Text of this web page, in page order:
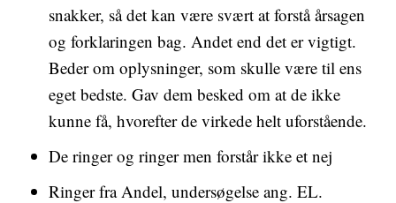
snakker, så det kan være svært at forstå årsagen
og forklaringen bag. Andet end det er vigtigt.
Beder om oplysninger, som skulle være til ens
eget bedste. Gav dem besked om at de ikke
kunne få, hvorefter de virkede helt uforstående.
De ringer og ringer men forstår ikke et nej
Ringer fra Andel, undersøgelse ang. EL.